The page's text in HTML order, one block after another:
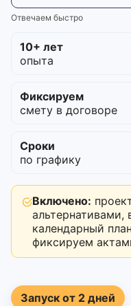
Отвечаем быстро
10+ лет
опыта
Фиксируем
смету в договоре
Сроки
по графику
Включено:
альтернативами,
календарный
фиксируем
Запуск от 2 дней